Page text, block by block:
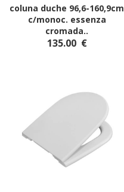
coluna duche 96,6-160,9cm
c/monoc. essenza
cromada..
135.00 €